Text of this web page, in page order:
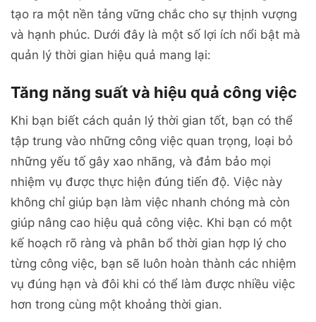
tạo ra một nền tảng vững chắc cho sự thịnh vượng
và hạnh phúc. Dưới đây là một số lợi ích nổi bật mà
quản lý thời gian hiệu quả mang lại:
Tăng năng suất và hiệu quả công việc
Khi bạn biết cách quản lý thời gian tốt, bạn có thể
tập trung vào những công việc quan trọng, loại bỏ
những yếu tố gây xao nhãng, và đảm bảo mọi
nhiệm vụ được thực hiện đúng tiến độ. Việc này
không chỉ giúp bạn làm việc nhanh chóng mà còn
giúp nâng cao hiệu quả công việc. Khi bạn có một
kế hoạch rõ ràng và phân bổ thời gian hợp lý cho
từng công việc, bạn sẽ luôn hoàn thành các nhiệm
vụ đúng hạn và đôi khi có thể làm được nhiều việc
hơn trong cùng một khoảng thời gian.